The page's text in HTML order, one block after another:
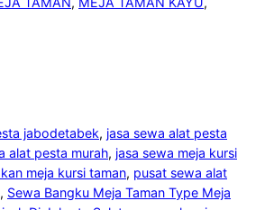
jabodetabek, jasa sewa alat pesta
alat pesta murah, jasa sewa meja kursi
meja kursi taman, pusat sewa alat
, Sewa Bangku Meja Taman Type Meja